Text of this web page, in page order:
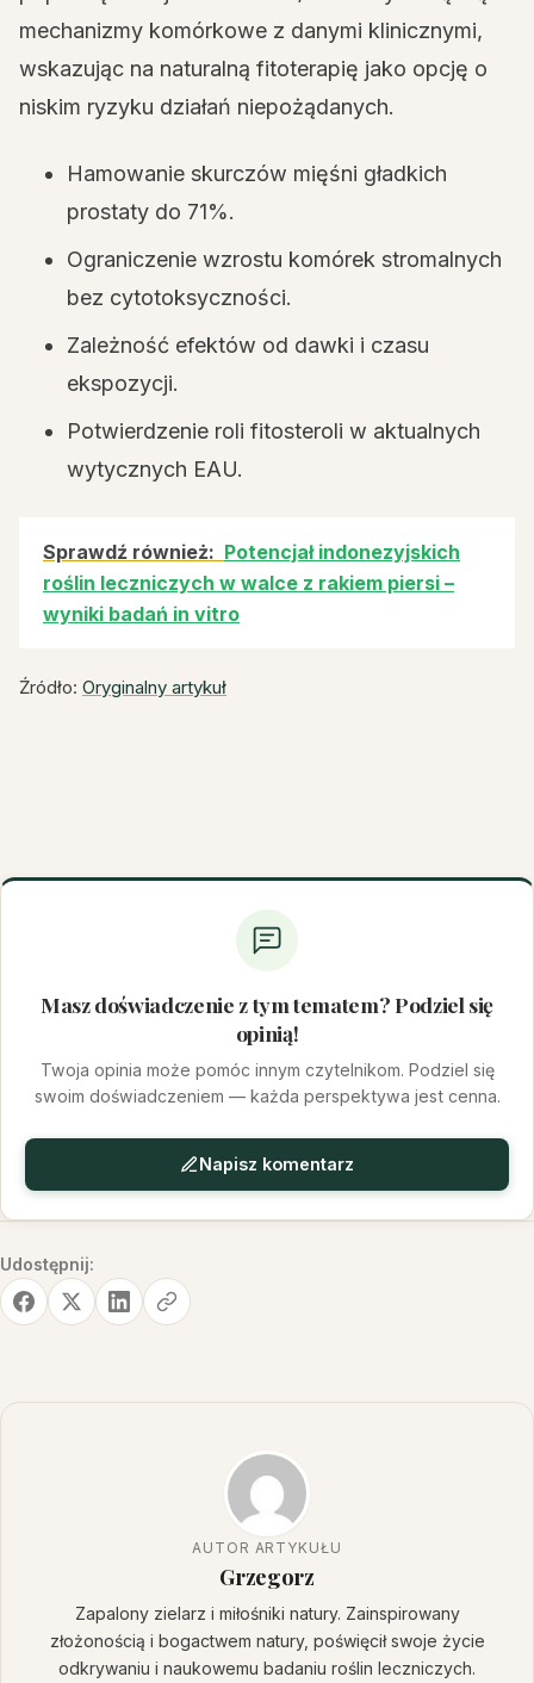
mechanizmy komórkowe z danymi klinicznymi,
wskazując na naturalną fitoterapię jako opcję o
niskim ryzyku działań niepożądanych.
Hamowanie skurczów mięśni gładkich
prostaty do 71%.
Ograniczenie wzrostu komórek stromalnych
bez cytotoksyczności.
Zależność efektów od dawki i czasu
ekspozycji.
Potwierdzenie roli fitosteroli w aktualnych
wytycznych EAU.
Sprawdź również: Potencjał indonezyjskich
roślin leczniczych w walce z rakiem piersi –
wyniki badań in vitro
Źródło: Oryginalny artykuł
Masz doświadczenie z tym tematem? Podziel się
opinią!
Twoja opinia może pomóc innym czytelnikom. Podziel się
swoim doświadczeniem — każda perspektywa jest cenna.
Napisz komentarz
Udostępnij:
AUTOR ARTYKUŁU
Grzegorz
Zapalony zielarz i miłośniki natury. Zainspirowany
złożonością i bogactwem natury, poświęcił swoje życie
odkrywaniu i naukowemu badaniu roślin leczniczych.